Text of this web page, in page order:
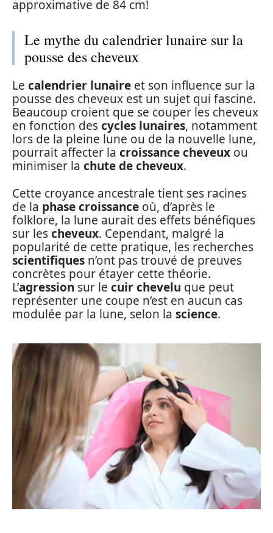
approximative de 84 cm!
Le mythe du calendrier lunaire sur la
pousse des cheveux
Le calendrier lunaire et son influence sur la
pousse des cheveux est un sujet qui fascine.
Beaucoup croient que se couper les cheveux
en fonction descycles lunaires, notamment
lors de la pleine lune ou de la nouvelle lune,
pourrait affecter la croissance cheveux ou
minimiser la chute de cheveux.
Cette croyance ancestrale tient ses racines
de la phase croissance où, d’après le
folklore, la lune aurait des effets bénéfiques
sur lescheveux. Cependant, malgré la
popularité de cette pratique, les recherches
scientifiques n’ont pas trouvé de preuves
concrètes pour étayer cette théorie.
L’agression sur le cuir chevelu que peut
représenter une coupe n’est en aucun cas
modulée par la lune, selon la science.